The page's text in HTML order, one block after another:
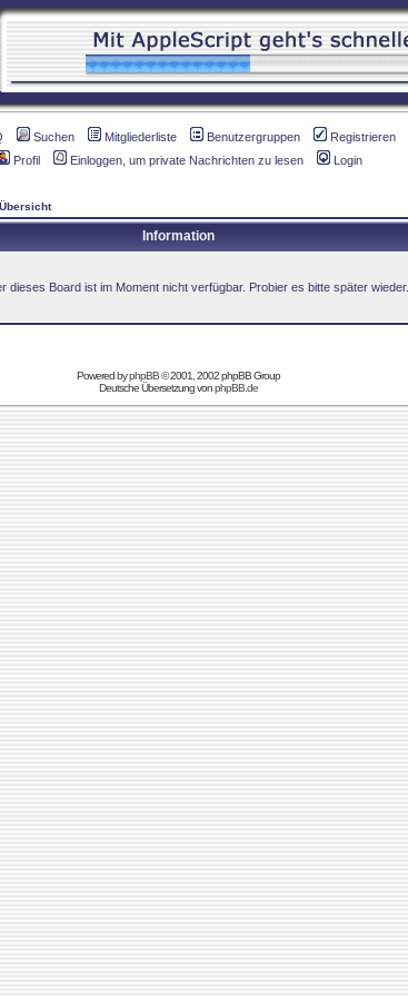
Suchen Mitgliederliste Benutzergruppen
Registrieren
Profil
Einloggen, um private Nachrichten zu lesen Login
Information
dieses Board ist im Moment nicht verfügbar. Probier es bitte später wieder.
Powered byphpBB© 2001, 2002 phpBB Group
Deutsche Übersetzung vonphpBB.de